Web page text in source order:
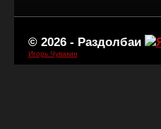
© 2026 - Раздолбаи
Игорь Чувакин